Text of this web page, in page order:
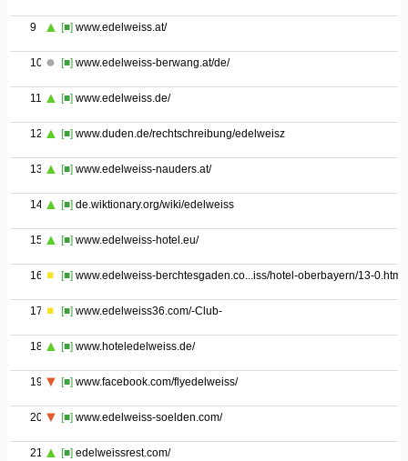
9 [■] www.edelweiss.at/
10 [■] www.edelweiss-berwang.at/de/
11 [■] www.edelweiss.de/
12 [■] www.duden.de/rechtschreibung/edelweisz
13 [■] www.edelweiss-nauders.at/
14 [■] de.wiktionary.org/wiki/edelweiss
15 [■] www.edelweiss-hotel.eu/
16 [■] www.edelweiss-berchtesgaden.co...iss/hotel-oberbayern/13-0.html
17 [■] www.edelweiss36.com/-Club-
18 [■] www.hoteledelweiss.de/
19 [■] www.facebook.com/flyedelweiss/
20 [■] www.edelweiss-soelden.com/
21 [■] edelweissrest.com/